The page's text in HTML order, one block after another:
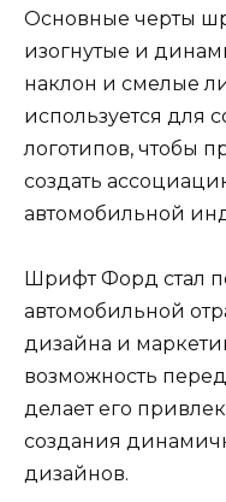
Основные черты
изогнутые и
наклон и смелые
используется для
логотипов, чтобы
создать
автомобильной
Шрифт Форд стал
автомобильной
дизайна и
возможность
делает его
создания
дизайнов.